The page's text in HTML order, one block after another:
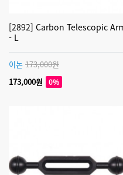
[2892] Carbon Telescopic
- L
이논 173,000원
173,000원
0%